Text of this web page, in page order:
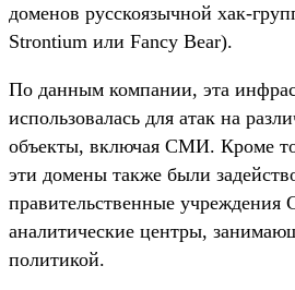
доменов русскоязычной хак-
Strontium или Fancy Bear).
По данным компании, эта
использовалась для атак на
объекты, включая СМИ. Кроме
эти домены также были
правительственные
аналитические центры,
политикой.